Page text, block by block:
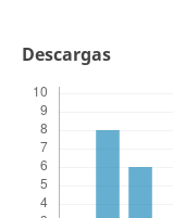
Descargas